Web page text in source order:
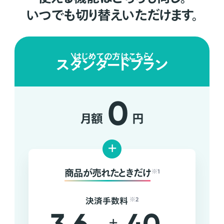
いつでも切り替えいただけます。
はじめての方はこちら
スタンダードプラン
月額 0 円
+
商品が売れたときだけ ※1
決済手数料 ※2